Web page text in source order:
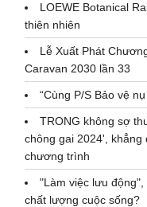
LOEWE Botanical
thiên nhiên
Lễ Xuất Phát
Caravan 2030 lần 33
“Cùng P/S Bảo vệ
TRONG không sợ
chông gai 2024',
chương trình
"Làm việc lưu động",
chất lượng cuộc sống?